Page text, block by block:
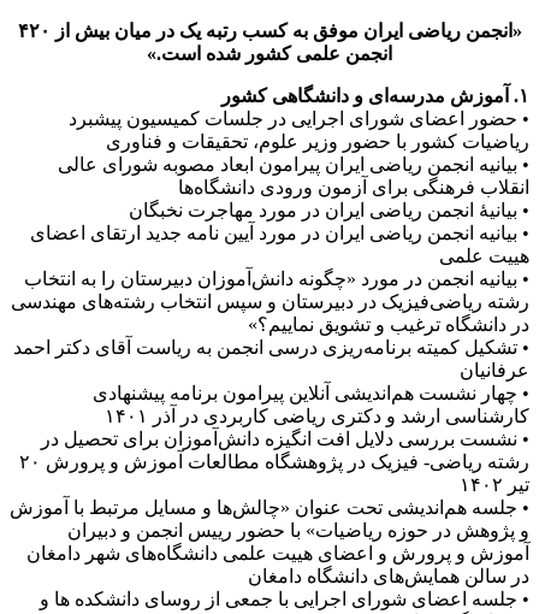
«انجمن ریاضی ایران موفق به کسب رتبه یک در میان بیش از ۴۲۰
انجمن علمی کشور شده است.»
۱. آموزش مدرسه‌ای و دانشگاهی کشور
• حضور اعضای شورای اجرایی در جلسات کمیسیون پیشبرد
ریاضیات کشور با حضور وزیر علوم، تحقیقات و فناوری
• بیانیه انجمن ریاضی ایران پیرامون ابعاد مصوبه شورای عالی
انقلاب فرهنگی برای آزمون ورودی دانشگاه‌ها
• بیانیۀ انجمن ریاضی ایران در مورد مهاجرت نخبگان
• بیانیه انجمن ریاضی ایران در مورد آیین نامه جدید ارتقای اعضای
هییت علمی
• بیانیه انجمن در مورد «چگونه دانش‌آموزان دبیرستان را به انتخاب
رشته ریاضی‌فیزیک در دبیرستان و سپس انتخاب رشته‌های مهندسی
در دانشگاه ترغیب و تشویق نماییم؟»
• تشکیل کمیته برنامه‌ریزی درسی انجمن به ریاست آقای دکتر احمد
عرفانیان
• چهار نشست هم‌اندیشی آنلاین پیرامون برنامه پیشنهادی
کارشناسی ارشد و دکتری ریاضی کاربردی در آذر ۱۴۰۱
• نشست بررسی دلایل افت انگیزه دانش‌آموزان برای تحصیل در
رشته ریاضی- فیزیک در پژوهشگاه مطالعات آموزش و پرورش ۲۰
تیر ۱۴۰۲
• جلسه هم‌اندیشی تحت عنوان «چالش‌ها و مسایل مرتبط با آموزش
و پژوهش در حوزه ریاضیات» با حضور رییس انجمن و دبیران
آموزش و پرورش و اعضای هییت علمی دانشگاه‌های شهر دامغان
در سالن همایش‌های دانشگاه دامغان
• جلسه اعضای شورای اجرایی با جمعی از روسای دانشکده ها و